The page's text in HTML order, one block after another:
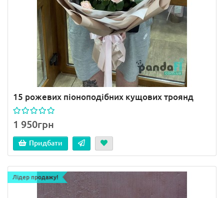
15 рожевих піоноподібних кущових троянд
1 950грн
Придбати
Лідер продажу!